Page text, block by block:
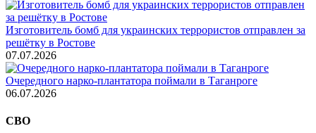
Изготовитель бомб для украинских террористов отправлен за
решётку в Ростове
07.07.2026
Очередного нарко-плантатора поймали в Таганроге
06.07.2026
СВО